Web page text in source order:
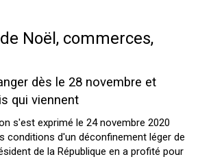
Noël, commerces,
dès le 28 novembre et
qui viennent
s'est exprimé le 24 novembre 2020
conditions d'un déconfinement léger de
de la République en a profité pour